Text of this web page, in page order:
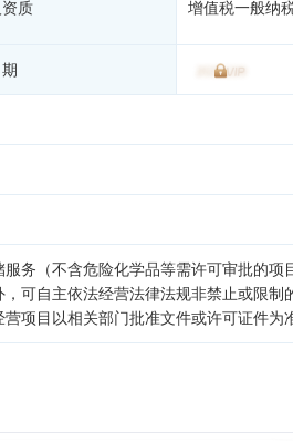
质 增值税一般纳
务（不含危险化学品等需许可审批的项
可自主依法经营法律法规非禁止或限制
项目以相关部门批准文件或许可证件为